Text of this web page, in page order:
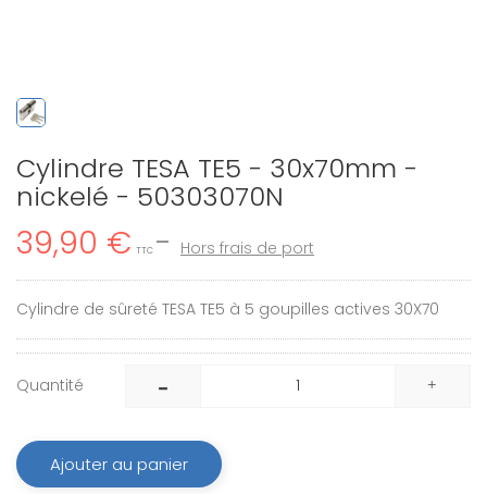
Cylindre TESA TE5 - 30x70mm -
nickelé - 50303070N
39,90 € TTC Hors frais de port
Cylindre de sûreté TESA TE5 à 5 goupilles actives 30X70
Quantité
Ajouter au panier